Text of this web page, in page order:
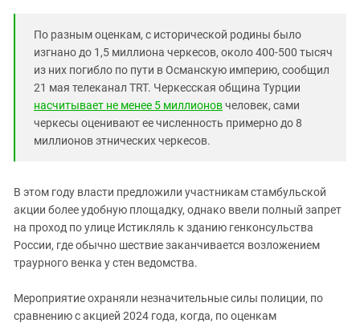
По разным оценкам, с исторической родины было
изгнано до 1,5 миллиона черкесов, около 400-500 тысяч
из них погибло по пути в Османскую империю, сообщил
21 мая телеканал TRT. Черкесская община Турции
насчитывает не менее 5 миллионовчеловек, сами
черкесы оценивают ее численность примерно до 8
миллионов этнических черкесов.
В этом году власти предложили участникам стамбульской
акции более удобную площадку, однако ввели полный запрет
на проход по улице Истикляль к зданию генконсульства
России, где обычно шествие заканчивается возложением
траурного венка у стен ведомства.
Мероприятие охраняли незначительные силы полиции, по
сравнению с акцией 2024 года, когда, по оценкам